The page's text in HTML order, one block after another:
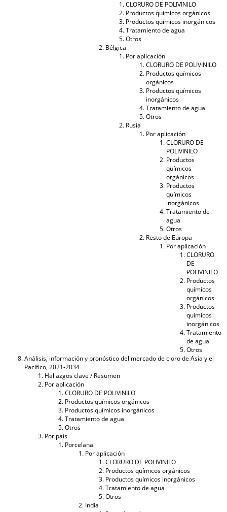
CLORURO DE POLIVINILO
Productos químicos orgánicos
Productos químicos inorgánicos
Tratamiento de agua
Otros
Bélgica
Por aplicación
CLORURO DE POLIVINILO
Productos químicos
orgánicos
Productos químicos
inorgánicos
Tratamiento de agua
Otros
Rusia
Por aplicación
CLORURO DE
POLIVINILO
Productos
químicos
orgánicos
Productos
químicos
inorgánicos
Tratamiento de
agua
Otros
Resto de Europa
Por aplicación
CLORURO
DE
POLIVINILO
Productos
químicos
orgánicos
Productos
químicos
inorgánicos
Tratamiento
de agua
Otros
Análisis, información y pronóstico del mercado de cloro de Asia y el
Pacífico, 2021-2034
Hallazgos clave / Resumen
Por aplicación
CLORURO DE POLIVINILO
Productos químicos orgánicos
Productos químicos inorgánicos
Tratamiento de agua
Otros
Por país
Porcelana
Por aplicación
CLORURO DE POLIVINILO
Productos químicos orgánicos
Productos químicos inorgánicos
Tratamiento de agua
Otros
India